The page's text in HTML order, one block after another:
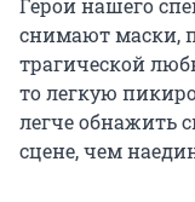
Герои нашего
снимают маски,
трагической
то легкую
легче обнажить
сцене, чем